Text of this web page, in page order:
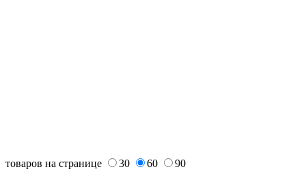
товаров на странице 30 60 90